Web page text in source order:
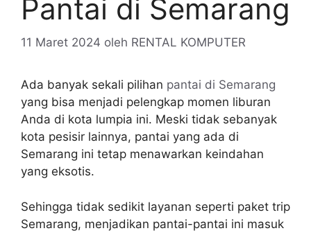
Pantai di Semarang
11 Maret 2024 oleh RENTAL KOMPUTER
Ada banyak sekali pilihan pantai di Semarang
yang bisa menjadi pelengkap momen liburan
Anda di kota lumpia ini. Meski tidak sebanyak
kota pesisir lainnya, pantai yang ada di
Semarang ini tetap menawarkan keindahan
yang eksotis.
Sehingga tidak sedikit layanan seperti paket trip
Semarang, menjadikan pantai-pantai ini masuk